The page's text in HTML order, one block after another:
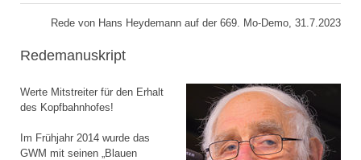
Rede von Hans Heydemann auf der 669. Mo-Demo, 31.7.2023
Redemanuskript
Werte Mitstreiter für den Erhalt
des Kopfbahnhofes!
Im Frühjahr 2014 wurde das
GWM mit seinen „Blauen